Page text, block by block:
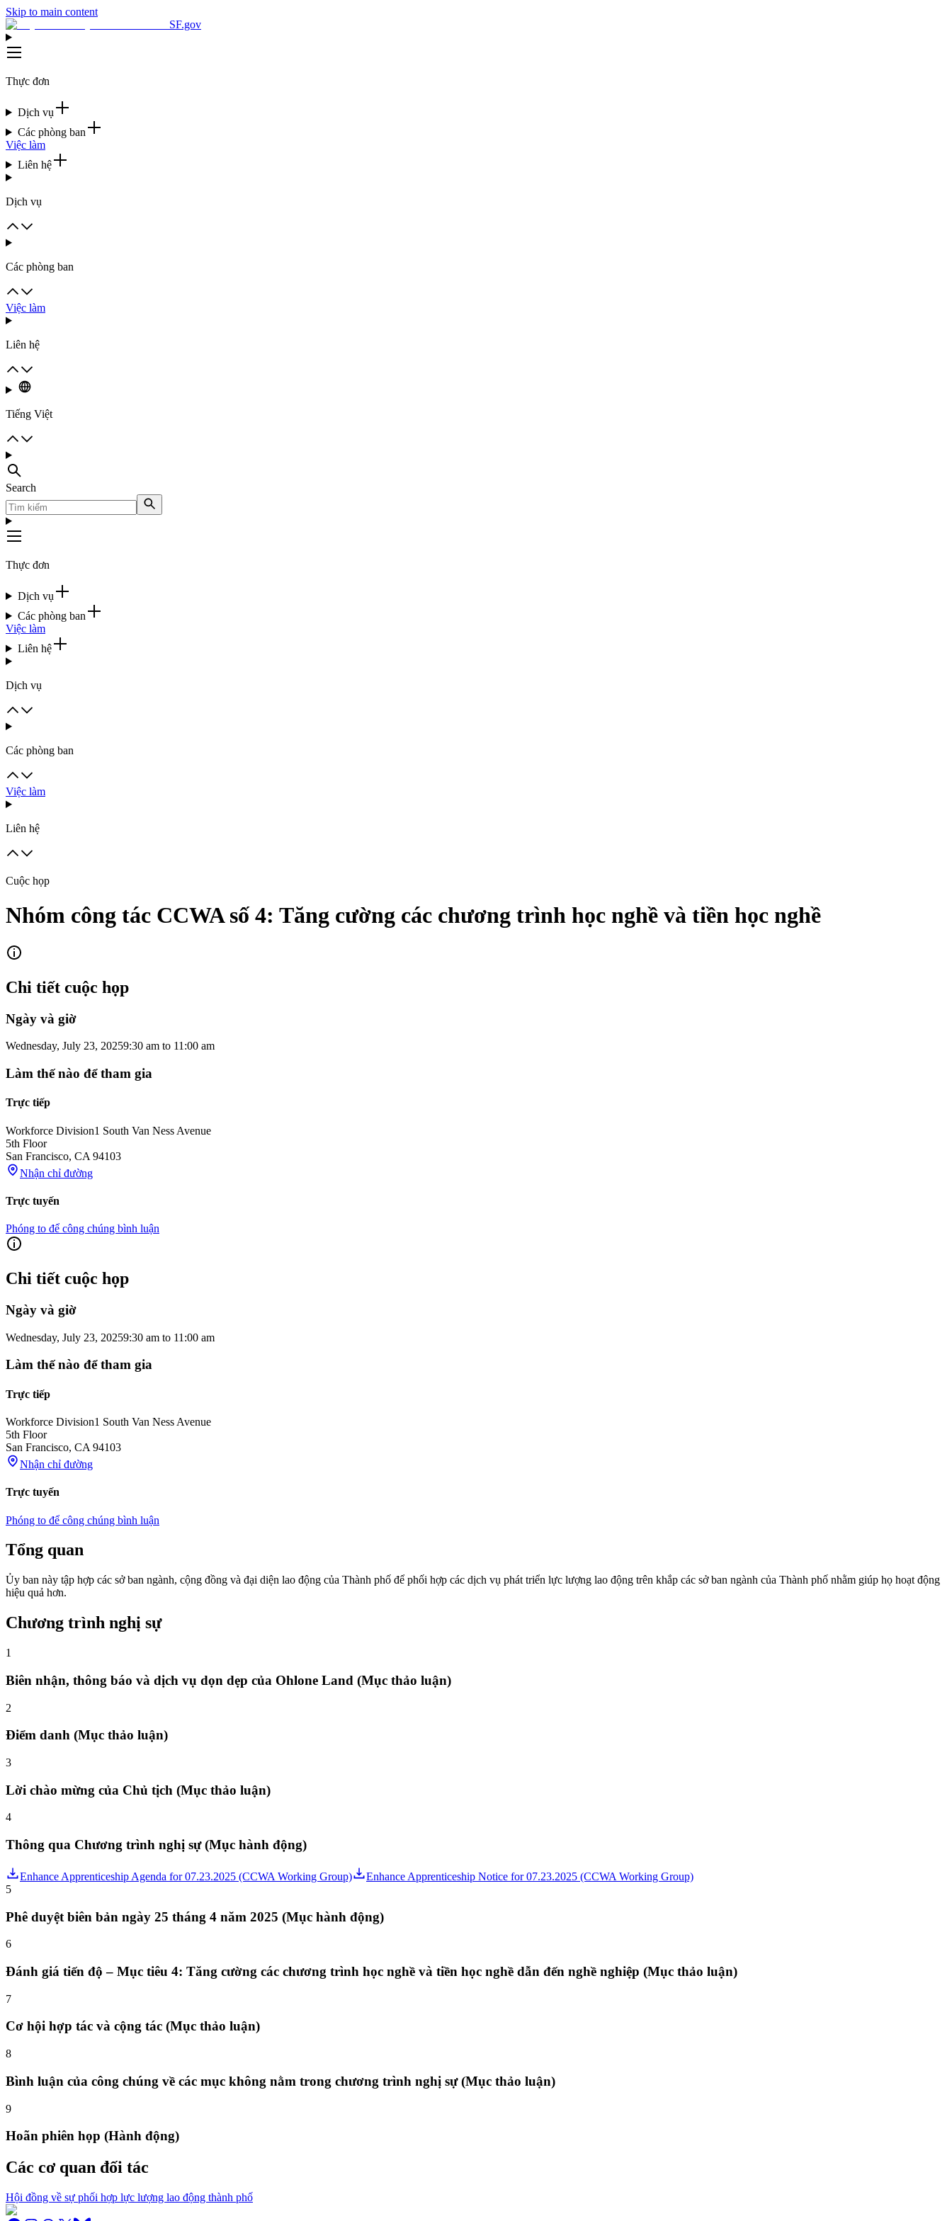
Skip to main content
SF.gov
Thực đơn
Dịch vụ
Các phòng ban
Việc làm
Liên hệ
Dịch vụ
Các phòng ban
Việc làm
Liên hệ
Tiếng Việt
Search
Thực đơn
Dịch vụ
Các phòng ban
Việc làm
Liên hệ
Dịch vụ
Các phòng ban
Việc làm
Liên hệ
Cuộc họp
Nhóm công tác CCWA số 4: Tăng cường các chương trình học nghề và tiền học nghề
Chi tiết cuộc họp
Ngày và giờ
Wednesday, July 23, 20259:30 am to 11:00 am
Làm thế nào để tham gia
Trực tiếp
Workforce Division1 South Van Ness Avenue
5th Floor
San Francisco, CA 94103
Nhận chỉ đường
Trực tuyến
Phóng to để công chúng bình luận
Chi tiết cuộc họp
Ngày và giờ
Wednesday, July 23, 20259:30 am to 11:00 am
Làm thế nào để tham gia
Trực tiếp
Workforce Division1 South Van Ness Avenue
5th Floor
San Francisco, CA 94103
Nhận chỉ đường
Trực tuyến
Phóng to để công chúng bình luận
Tổng quan
Ủy ban này tập hợp các sở ban ngành, cộng đồng và đại diện lao động của Thành phố để phối hợp các dịch vụ phát triển lực lượng lao động trên khắp các sở ban ngành của Thành phố nhằm giúp họ hoạt động
hiệu quả hơn.
Chương trình nghị sự
1
Biên nhận, thông báo và dịch vụ dọn dẹp của Ohlone Land (Mục thảo luận)
2
Điểm danh (Mục thảo luận)
3
Lời chào mừng của Chủ tịch (Mục thảo luận)
4
Thông qua Chương trình nghị sự (Mục hành động)
Enhance Apprenticeship Agenda for 07.23.2025 (CCWA Working Group)
Enhance Apprenticeship Notice for 07.23.2025 (CCWA Working Group)
5
Phê duyệt biên bản ngày 25 tháng 4 năm 2025 (Mục hành động)
6
Đánh giá tiến độ – Mục tiêu 4: Tăng cường các chương trình học nghề và tiền học nghề dẫn đến nghề nghiệp (Mục thảo luận)
7
Cơ hội hợp tác và cộng tác (Mục thảo luận)
8
Bình luận của công chúng về các mục không nằm trong chương trình nghị sự (Mục thảo luận)
9
Hoãn phiên họp (Hành động)
Các cơ quan đối tác
Hội đồng về sự phối hợp lực lượng lao động thành phố